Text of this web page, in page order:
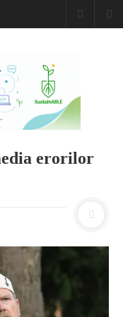
erorilor